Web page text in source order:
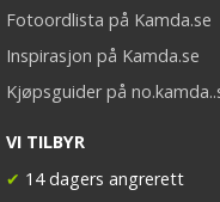
Fotoordlista på Kamda.se
Inspirasjon på Kamda.se
Kjøpsguider på
VI TILBYR
✔ 14 dagers angrerett